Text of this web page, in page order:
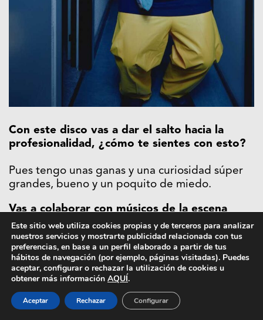
Con este disco vas a dar el salto hacia la
profesionalidad, ¿cómo te sientes con esto?
Pues tengo unas ganas y una curiosidad súper
grandes, bueno y un poquito de miedo.
Vas a colaborar con músicos de la escena
contemporánea, ¿puedes adelantarnos con
quién?
Ralphie Choo, L´haine, Fuji y no está confirmado
al 100% peroChico Blanco
Este sitio web utiliza cookies propias y de terceros para analizar
nuestros servicios y mostrarte publicidad relacionada con tus
preferencias, en base a un perfil elaborado a partir de tus
hábitos de navegación (por ejemplo, páginas visitadas). Puedes
aceptar, configurar o rechazar la utilización de cookies u
obtener más información AQUÍ.
Aceptar Rechazar Configurar